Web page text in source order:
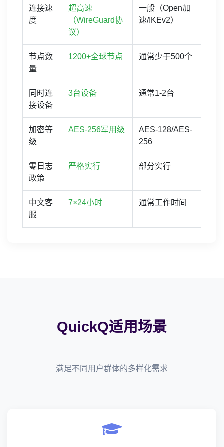
连接速
度
超高速
（WireGuard协
议）
一般（Open加
速/IKEv2）
节点数
量
1200+全球节点 通常少于500个
同时连
接设备
3台设备 通常1-2台
加密等
级
AES-256军用级
AES-128/AES-
256
零日志
政策
严格实行 部分实行
中文客
服
7×24小时 通常工作时间
QuickQ适用场景
满足不同用户群体的多样化需求